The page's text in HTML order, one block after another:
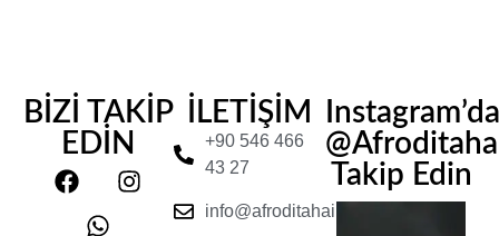
BİZİ TAKİP
EDİN
İLETİŞİM
+90 546 466
43 27
info@afroditahairclinic.com
Instagram’da
Takip Edin